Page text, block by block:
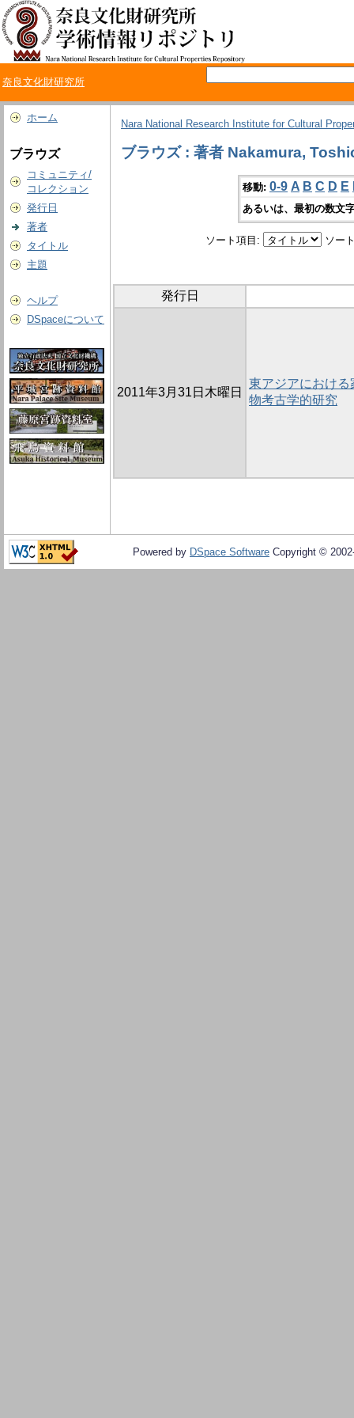
奈良文化財研究所
ホーム
ブラウズ
コミュニティ/
コレクション
発行日
著者
タイトル
主題
ヘルプ
DSpaceについて
Nara National Research Institute for Cultural
ブラウズ : 著者 Nakamura,
移動: 0-9 A B C D E
あるいは、最初の数文
ソート項目: ソー
発行日
2011年3月31日木曜日
東アジアにおけ
物考古学的研究
Powered by DSpace Software Copyright ©